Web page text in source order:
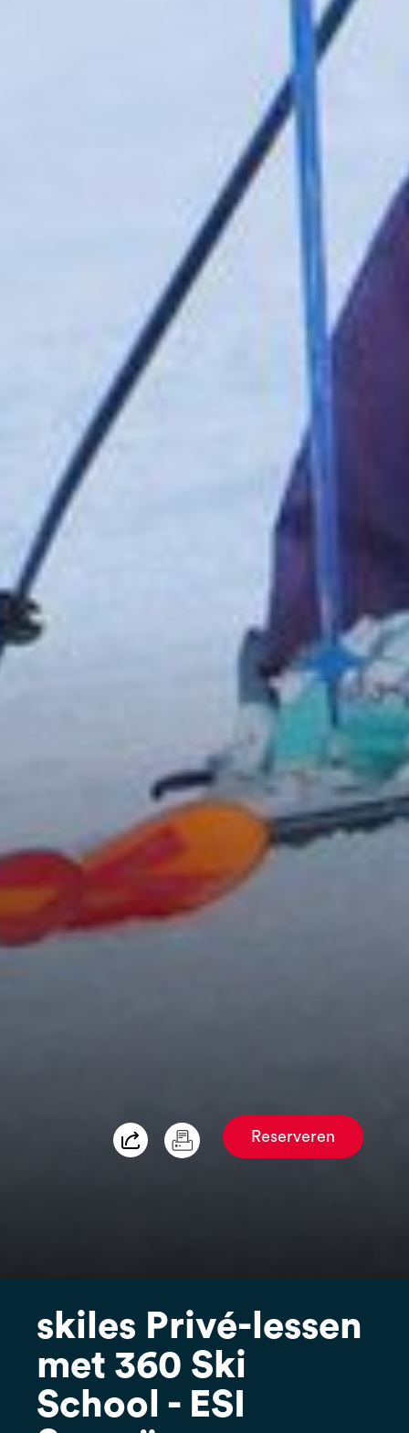
Reserveren
skiles Privé-lessen
met 360 Ski
School - ESI